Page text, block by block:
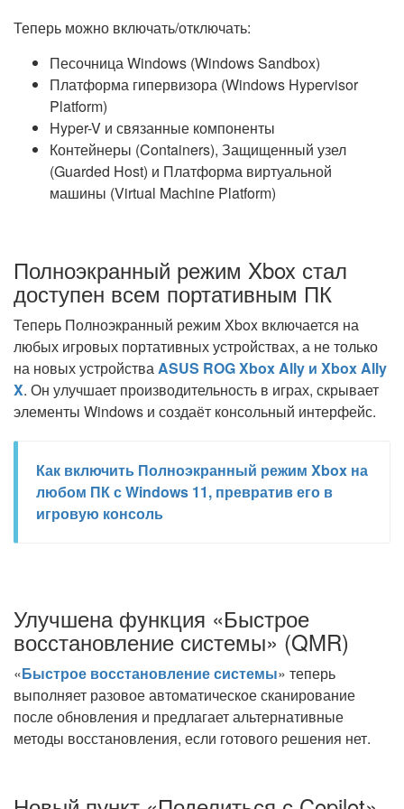
Теперь можно включать/отключать:
Песочница Windows (Windows Sandbox)
Платформа гипервизора (Windows Hypervisor
Platform)
Hyper-V и связанные компоненты
Контейнеры (Containers), Защищенный узел
(Guarded Host) и Платформа виртуальной
машины (Virtual Machine Platform)
Полноэкранный режим Xbox стал
доступен всем портативным ПК
Теперь Полноэкранный режим Xbox включается на
любых игровых портативных устройствах, а не только
на новых устройстваASUS ROG Xbox Ally и Xbox Ally
X. Он улучшает производительность в играх, скрывает
элементы Windows и создаёт консольный интерфейс.
Как включить Полноэкранный режим Xbox на
любом ПК с Windows 11, превратив его в
игровую консоль
Улучшена функция «Быстрое
восстановление системы» (QMR)
«Быстрое восстановление системы» теперь
выполняет разовое автоматическое сканирование
после обновления и предлагает альтернативные
методы восстановления, если готового решения нет.